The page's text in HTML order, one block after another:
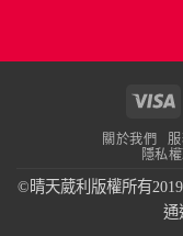
關於我們
隱私
©晴天葳利版權所有
通